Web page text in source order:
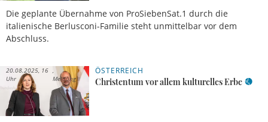
Die geplante Übernahme von ProSiebenSat.1 durch die
italienische Berlusconi-Familie steht unmittelbar vor dem
Abschluss.
ÖSTERREICH
Christentum vor allem kulturelles Erbe
20.08.2025, 16
Uhr
Meldung